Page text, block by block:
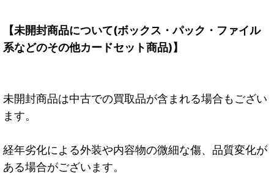
【未開封商品について(ボックス・パック・ファイル
系などのその他カードセット商品)】
未開封商品は中古での買取品が含まれる場合もござい
ます。
経年劣化による外装や内容物の微細な傷、品質変化が
ある場合がございます。